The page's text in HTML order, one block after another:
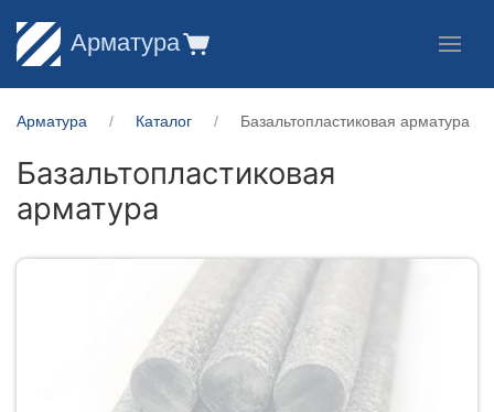
Арматура
Арматура Каталог Базальтопластиковая арматура
Базальтопластиковая
арматура